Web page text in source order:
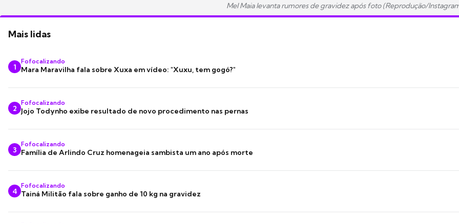
Mel Maia levanta rumores de gravidez após foto (Reprodução/
Mais lidas
1
Fofocalizando
Mara Maravilha fala sobre Xuxa em vídeo: "Xuxu, tem gogó?"
2
Fofocalizando
Jojo Todynho exibe resultado de novo procedimento nas pernas
3
Fofocalizando
Família de Arlindo Cruz homenageia sambista um ano após morte
4
Fofocalizando
Tainá Militão fala sobre ganho de 10 kg na gravidez